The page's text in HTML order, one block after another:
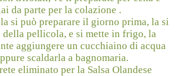
da parte per la colazione .
si può preparare il giorno prima, la si
della pellicola, e si mette in frigo, la
aggiungere un cucchiaino di acqua
scaldarla a bagnomaria.
eliminato per la Salsa Olandese